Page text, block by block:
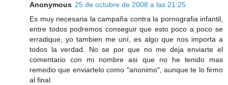
Anonymous 25 de octubre de 2008 a las 21:25
Es muy necesaria la campaña contra la pornografia infantil,
entre todos podremos conseguir que esto poco a poco se
erradique, yo tambien me uní, es algo que nos importa a
todos la verdad. No se por que no me deja enviarte el
comentario con mi nombre asi que no he tenido mas
remedio que enviartelo como "anonimo", aunque te lo firmo
al final